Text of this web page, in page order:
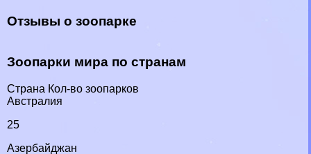
Отзывы о зоопарке
Зоопарки мира по странам
Страна Кол-во зоопарков
Австралия
25
Азербайджан